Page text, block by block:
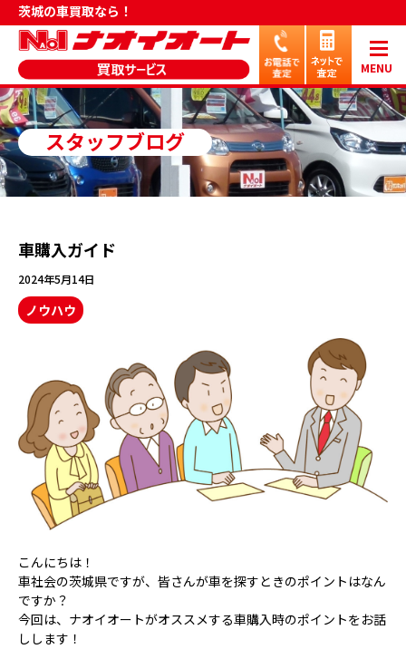
茨城の車買取なら！
MENU
スタッフブログ
車購入ガイド
2024年5月14日
ノウハウ
こんにちは！
車社会の茨城県ですが、皆さんが車を探すときのポイントはなん
ですか？
今回は、ナオイオートがオススメする車購入時のポイントをお話
しします！